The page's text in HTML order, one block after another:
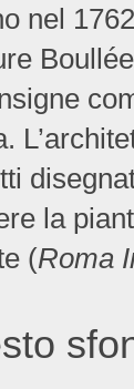
nel
la
(Roma